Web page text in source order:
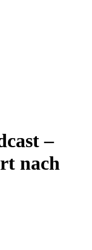
–
nach